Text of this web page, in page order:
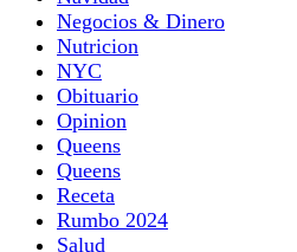
Negocios & Dinero
Nutricion
NYC
Obituario
Opinion
Queens
Queens
Receta
Rumbo 2024
Salud